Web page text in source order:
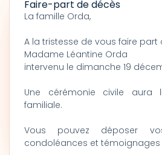
Faire-part de décès
La famille Orda,
A la tristesse de vous faire part
Madame Léantine Orda
intervenu le dimanche 19
Une cérémonie civile aura
familiale.
Vous pouvez déposer
condoléances et témoignages